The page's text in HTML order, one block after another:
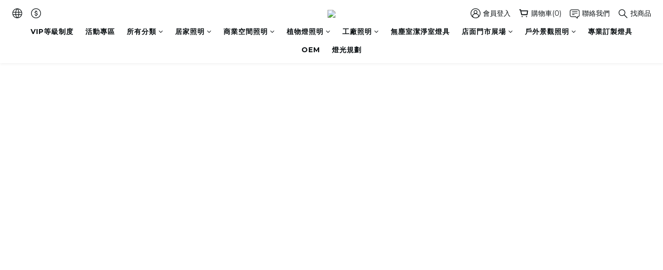
會員登入 購物車(0) 聯絡我們 找商品
VIP等級制度 活動專區 所有分類 居家照明 商業空間照明 植物燈照明 工廠照明 無塵室潔淨室燈具 店面門市展場 戶外景觀照明 專業訂製燈具
OEM 燈光規劃